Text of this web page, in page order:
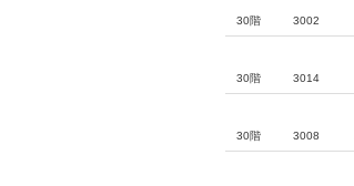
30階 3002
30階 3014
30階 3008